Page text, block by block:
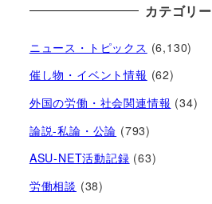
カテゴリー
ニュース・トピックス (6,130)
催し物・イベント情報 (62)
外国の労働・社会関連情報 (34)
論説-私論・公論 (793)
ASU-NET活動記録 (63)
労働相談 (38)